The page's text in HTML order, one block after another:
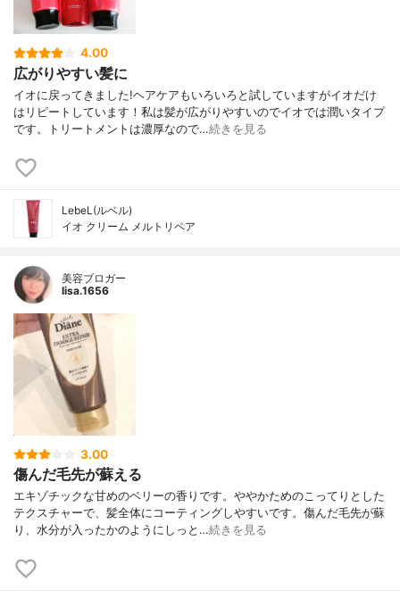
4.00
広がりやすい髪に
イオに戻ってきました!ヘアケアもいろいろと試していますがイオだけ
はリピートしています！私は髪が広がりやすいのでイオでは潤いタイプ
です。トリートメントは濃厚なので…続きを見る
LebeL(ルベル)
イオ クリーム メルトリペア
美容ブロガー
lisa.1656
3.00
傷んだ毛先が蘇える
エキゾチックな甘めのベリーの香りです。ややかためのこってりとした
テクスチャーで、髪全体にコーティングしやすいです。傷んだ毛先が蘇
り、水分が入ったかのようにしっと…続きを見る